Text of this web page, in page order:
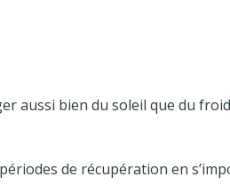
aussi bien du soleil que du
de récupération en